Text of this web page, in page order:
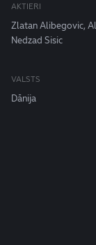
AKTIERI
Zlatan Alibegovic,
Nedzad Sisic
VALSTS
Dānija